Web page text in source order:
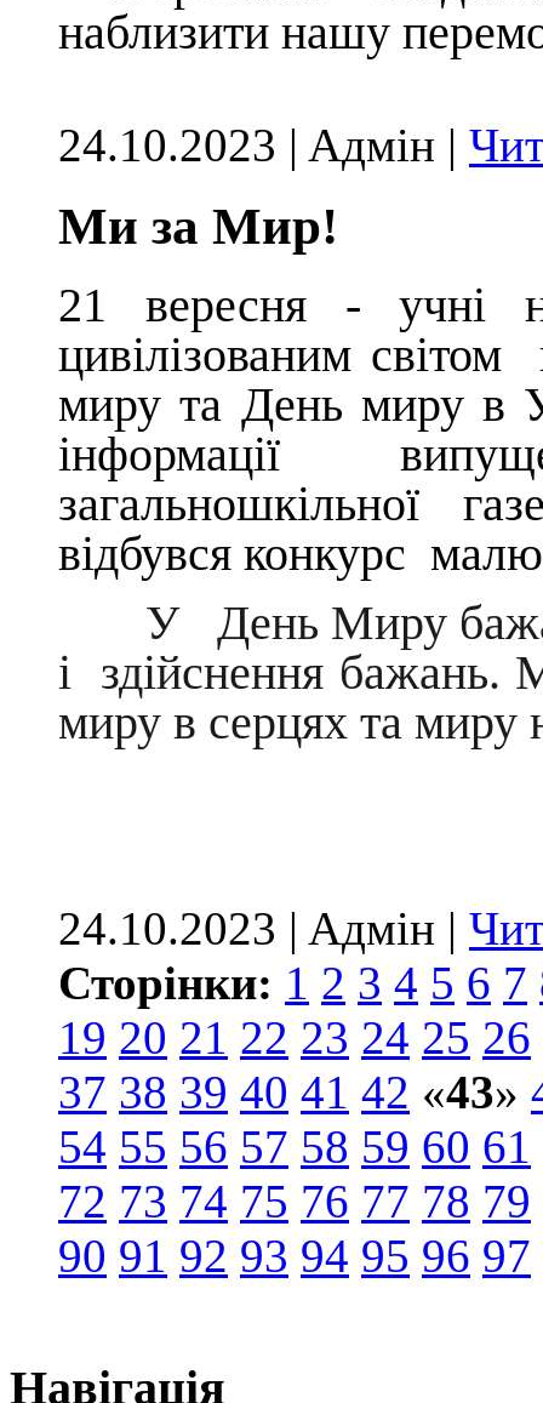
наблизити нашу
24.10.2023 | Aдмін |
Ми за Мир!
21 вересня - учні
цивілізованим
миру та День миру в
інформації
загальношкільної
відбувся конкурс
У
День Миру
і здійснення бажань.
миру в серцях та миру
24.10.2023 | Aдмін |
Сторінки: 1 2 3 4 5 6 7
19 20 21 22 23 24 25 26
37 38 39 40 41 42 «43»
54 55 56 57 58 59 60 61
72 73 74 75 76 77 78 79
90 91 92 93 94 95 96 97
Навігація